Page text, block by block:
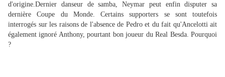
d'origine.Dernier danseur de samba, Neymar peut enfin disputer sa
dernière Coupe du Monde. Certains supporters se sont toutefois
interrogés sur les raisons de l'absence de Pedro et du fait qu'Ancelotti ait
également ignoré Anthony, pourtant bon joueur du Real Besda. Pourquoi
?